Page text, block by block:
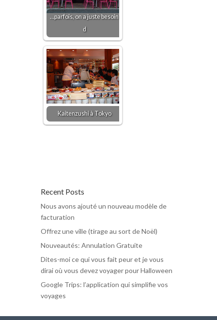
…parfois, on a juste besoin
d
Kaitenzushi à Tokyo
Recent Posts
Nous avons ajouté un nouveau modèle de
facturation
Offrez une ville (tirage au sort de Noël)
Nouveautés: Annulation Gratuite
Dites-moi ce qui vous fait peur et je vous
dirai où vous devez voyager pour Halloween
Google Trips: l’application qui simplifie vos
voyages